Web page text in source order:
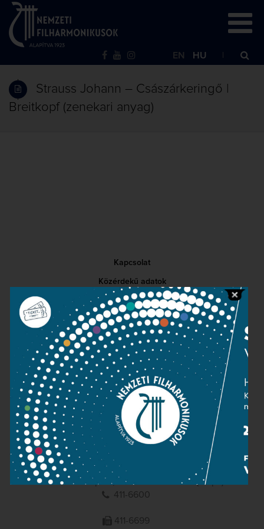
EN HU
Strauss Johann – Császárkeringő |
Breitkopf (zenekari anyag)
Kapcsolat
Közérdekű adatok
Sajtószoba
Adatvédelem
Impresszum
NEMZETI
FILHARMONIKUSOK
1095 Budapest, Komor Marcell u. 1. (Müpa)
411-6600
411-6699